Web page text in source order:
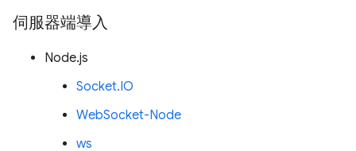
伺服器端導入
Node.js
Socket.IO
WebSocket-Node
ws